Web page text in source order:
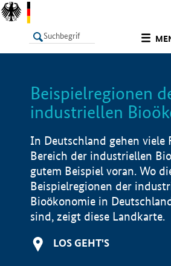
LISTE
Beispielregionen
industriellen
In Deutschland gehen viele
Bereich der industriellen
gutem Beispiel voran. Wo
Beispielregionen der
Bioökonomie in
sind, zeigt diese Landkarte.
LOS GEHT'S